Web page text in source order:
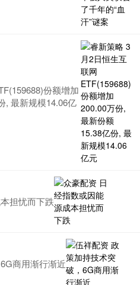
份额增加
, 最新规模14.06亿
担忧而下跌
商用渐行渐近